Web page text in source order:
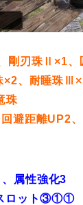
剛刃珠Ⅱ×1、
×2、耐睡珠
珠
回避距離
属性強化3
ロット③①①